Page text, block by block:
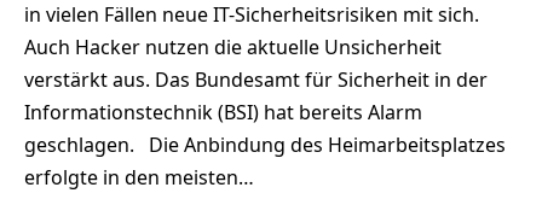
in vielen Fällen neue IT-Sicherheitsrisiken mit sich.
Auch Hacker nutzen die aktuelle Unsicherheit
verstärkt aus. Das Bundesamt für Sicherheit in der
Informationstechnik (BSI) hat bereits Alarm
geschlagen. Die Anbindung des Heimarbeitsplatzes
erfolgte in den meisten…